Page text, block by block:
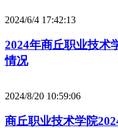
2024/6/4 17:42:13
2024年商丘职业技术
情况
2024/8/20 10:59:06
商丘职业技术学院